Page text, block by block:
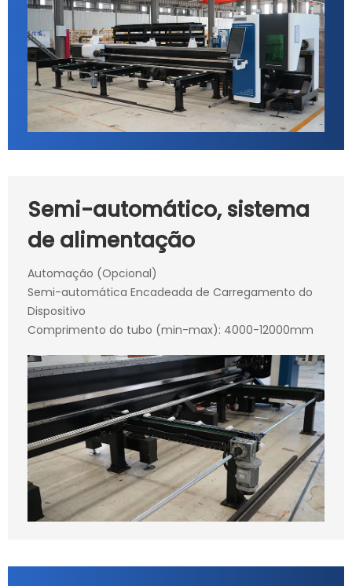
Semi-automático, sistema
de alimentação
Automação (Opcional)
Semi-automática Encadeada de Carregamento do
Dispositivo
Comprimento do tubo (min-max): 4000-12000mm